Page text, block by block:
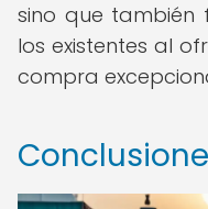
sino que también
los existentes al
compra